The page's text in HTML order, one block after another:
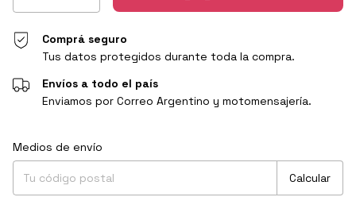
Comprá seguro
Tus datos protegidos durante toda la compra.
Envíos a todo el país
Enviamos por Correo Argentino y motomensajería.
Entregas para el CP:
Medios de envío
Calcular